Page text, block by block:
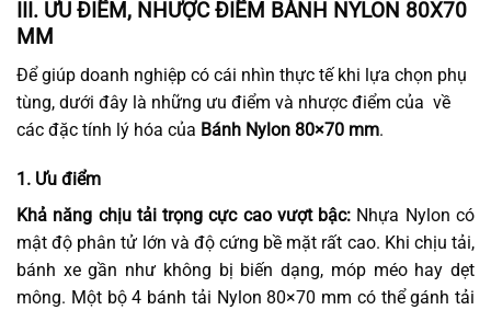
III. ƯU ĐIỂM, NHƯỢC ĐIỂM BÁNH NYLON 80X70
MM
Để giúp doanh nghiệp có cái nhìn thực tế khi lựa chọn phụ
tùng, dưới đây là những ưu điểm và nhược điểm của về
các đặc tính lý hóa của Bánh Nylon 80×70 mm.
1. Ưu điểm
Khả năng chịu tải trọng cực cao vượt bậc: Nhựa Nylon có
mật độ phân tử lớn và độ cứng bề mặt rất cao. Khi chịu tải,
bánh xe gần như không bị biến dạng, móp méo hay dẹt
mông. Một bộ 4 bánh tải Nylon 80×70 mm có thể gánh tải